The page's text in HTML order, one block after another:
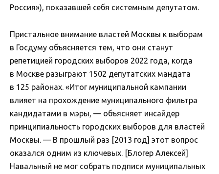
Россия»), показавшей себя системным депутатом.
Пристальное внимание властей Москвы к выборам
в Госдуму объясняется тем, что они станут
репетицией городских выборов 2022 года, когда
в Москве разыграют 1502 депутатских мандата
в 125 районах. «Итог муниципальной кампании
влияет на прохождение муниципального фильтра
кандидатами в мэры, — объясняет инсайдер
принципиальность городских выборов для властей
Москвы. — В прошлый раз [2013 год] этот вопрос
оказался одним из ключевых. [Блогер Алексей]
Навальный не мог собрать подписи муниципальных